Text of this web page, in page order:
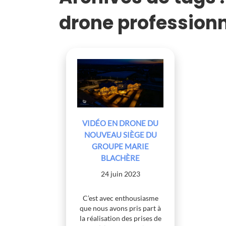
drone
VIDÉO EN DRONE DU
NOUVEAU SIÈGE DU
GROUPE MARIE
BLACHÈRE
24 juin 2023
C’est avec enthousiasme
que nous avons pris part à
la réalisation des prises de